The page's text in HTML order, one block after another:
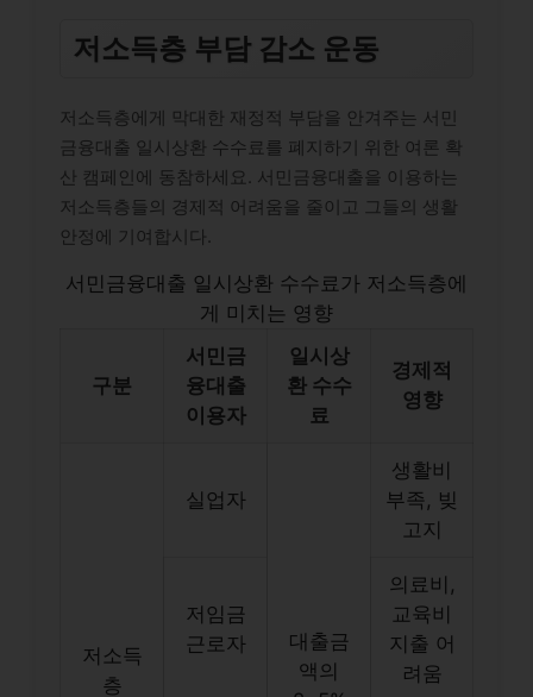
저소득층 부담 감소 운동
저소득층에게 막대한 재정적 부담을 안겨주는 서민
금융대출 일시상환 수수료를 폐지하기 위한 여론 확
산 캠페인에 동참하세요. 서민금융대출을 이용하는
저소득층들의 경제적 어려움을 줄이고 그들의 생활
안정에 기여합시다.
서민금융대출 일시상환 수수료가 저소득층에
게 미치는 영향
구분
서민금
융대출
이용자
일시상
환 수수
료
경제적
영향
저소득
층
실업자
대출금
액의
생활비
부족, 빚
고지
저임금
근로자
의료비,
교육비
지출 어
려움